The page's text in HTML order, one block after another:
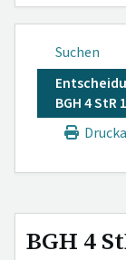
Suchen
BGH 4 StR
BGH 4